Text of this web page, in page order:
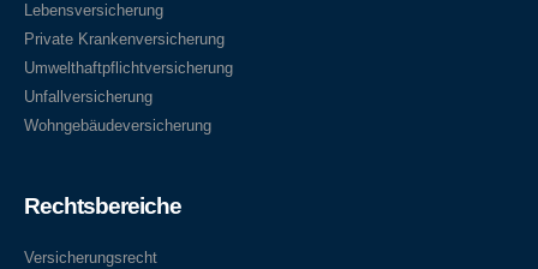
Lebensversicherung
Private Krankenversicherung
Umwelthaftpflichtversicherung
Unfallversicherung
Wohngebäudeversicherung
Rechtsbereiche
Versicherungsrecht